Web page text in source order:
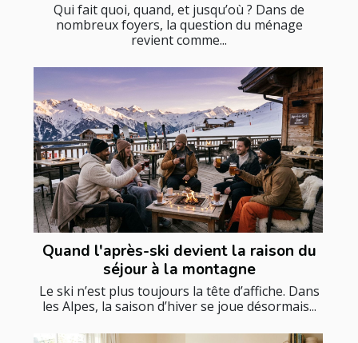
Qui fait quoi, quand, et jusqu’où ? Dans de
nombreux foyers, la question du ménage
revient comme...
Quand l'après-ski devient la raison du
séjour à la montagne
Le ski n’est plus toujours la tête d’affiche. Dans
les Alpes, la saison d’hiver se joue désormais...